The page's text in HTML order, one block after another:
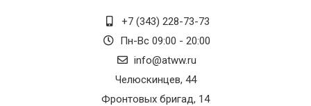
+7 (343) 228-73-73
Пн-Вс 09:00 - 20:00
info@atww.ru
Челюскинцев, 44
Фронтовых бригад, 14